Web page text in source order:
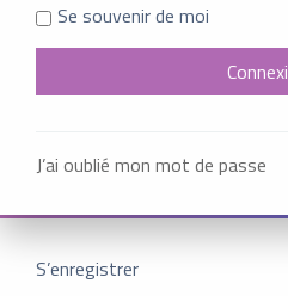
Se souvenir de moi
J’ai oublié mon mot de passe
S’enregistrer